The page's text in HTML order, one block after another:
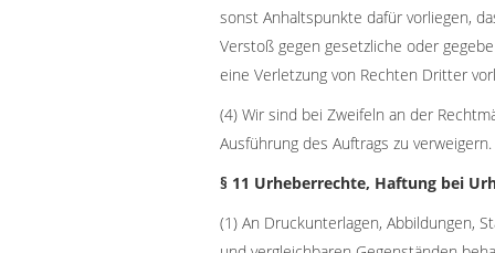
sonst Anhaltspunkte dafür vorliegen,
Verstoß gegen gesetzliche oder
eine Verletzung von Rechten Dritter
(4) Wir sind bei Zweifeln an der
Ausführung des Auftrags zu verweigern.
§ 11 Urheberrechte, Haftung bei
(1) An Druckunterlagen, Abbildungen,